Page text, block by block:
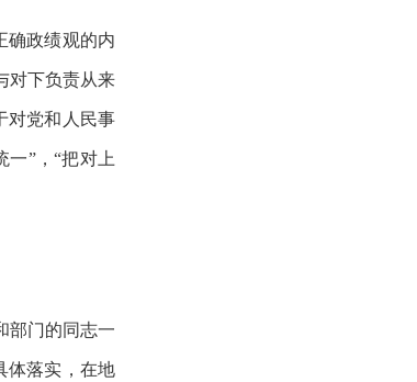
确政绩观的内
对下负责从来
对党和人民事
”，“把对上
部门的同志一
体落实，在地